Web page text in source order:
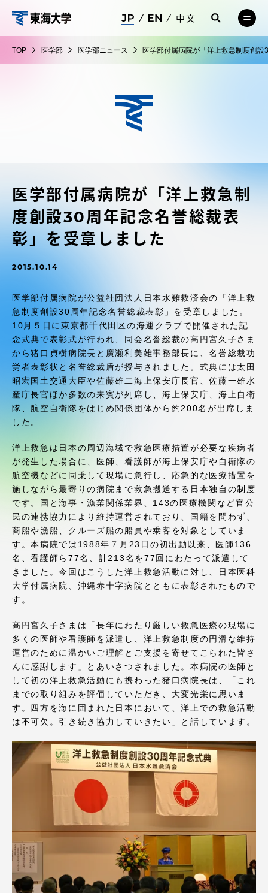
学
部
中文
サ
検
索
サ
イ
索
を
メ
ー
を
TOP 医学部 医学部ニュース 医学部付属病院が「洋上救急制度創
医学部付属病院が「洋上救急制
度創設30周年記念名誉総裁表
彰」を受章しました
2015.10.14
医学部付属病院が公益社団法人日本水難救済会の「洋上救
急制度創設30周年記念名誉総裁表彰」を受章しました。
10月５日に東京都千代田区の海運クラブで開催された記
念式典で表彰式が行われ、同会名誉総裁の高円宮久子さま
から猪口貞樹病院長と廣瀬利美雄事務部長に、名誉総裁功
労者表彰状と名誉総裁盾が授与されました。式典には太田
昭宏国土交通大臣や佐藤雄二海上保安庁長官、佐藤一雄水
産庁長官ほか多数の来賓が列席し、海上保安庁、海上自衛
隊、航空自衛隊をはじめ関係団体から約200名が出席しま
した。
洋上救急は日本の周辺海域で救急医療措置が必要な疾病者
が発生した場合に、医師、看護師が海上保安庁や自衛隊の
航空機などに同乗して現場に急行し、応急的な医療措置を
施しながら最寄りの病院まで救急搬送する日本独自の制度
です。国と海事・漁業関係業界、143の医療機関など官公
民の連携協力により維持運営されており、国籍を問わず、
商船や漁船、クルーズ船の船員や乗客を対象としていま
す。本病院では1988年７月23日の初出動以来、医師136
名、看護師ら77名、計213名を77回にわたって派遣して
きました。今回はこうした洋上救急活動に対し、日本医科
大学付属病院、沖縄赤十字病院とともに表彰されたもので
す。
高円宮久子さまは「長年にわたり厳しい救急医療の現場に
多くの医師や看護師を派遣し、洋上救急制度の円滑な維持
運営のために温かいご理解とご支援を寄せてこられた皆さ
んに感謝します」とあいさつされました。本病院の医師と
して初の洋上救急活動にも携わった猪口病院長は、「これ
までの取り組みを評価していただき、大変光栄に思いま
す。四方を海に囲まれた日本において、洋上での救急活動
は不可欠。引き続き協力していきたい」と話しています。
メ
ニ
を
閉
在学生・保護者向けポータル（TIPS）
大学の概要
教育・研究
受験・入学案内
学生生活
グローバルネットワーク
学外連携
学園ネットワーク
各種情報・お問い合わせ
アクセス情報
品川キャンパス 湘南キャンパス
熊本キャンパス
阿蘇くまもと
臨空キャンパス
札幌キャンパス
TOKAIスポーツ
ニュースリリース